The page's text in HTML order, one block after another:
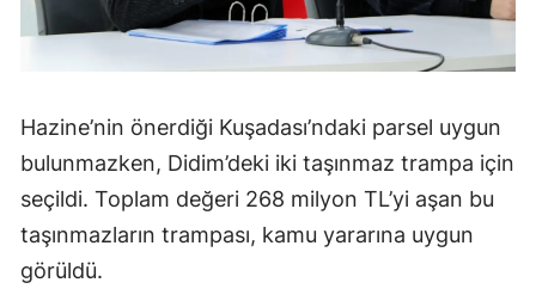
Hazine’nin önerdiği Kuşadası’ndaki parsel uygun
bulunmazken, Didim’deki iki taşınmaz trampa için
seçildi. Toplam değeri 268 milyon TL’yi aşan bu
taşınmazların trampası, kamu yararına uygun
görüldü.